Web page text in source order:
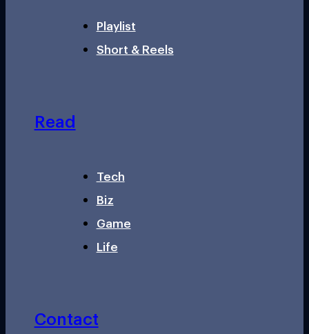
Playlist
Short & Reels
Read
Tech
Biz
Game
Life
Contact